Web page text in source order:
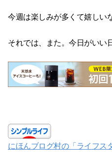
今週は楽しみが多くて嬉しい
それでは、また。今日がいい
にほんブログ村の「ライフス